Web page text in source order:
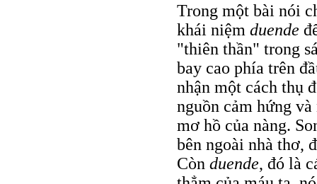
Trong một bài nói
khái niệm duende
"thiên thần" trong
bay cao phía trên
nhận một cách thụ
nguồn cảm hứng
mơ hồ của nàng.
bên ngoài nhà thơ,
Còn duende, đó là